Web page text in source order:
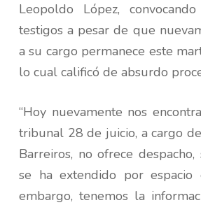
Leopoldo López,
testigos a pesar de que
a su cargo permanece este
lo cual calificó de absurdo
“Hoy nuevamente nos
tribunal 28 de juicio, a cargo
Barreiros, no ofrece
se ha extendido por
embargo, tenemos la